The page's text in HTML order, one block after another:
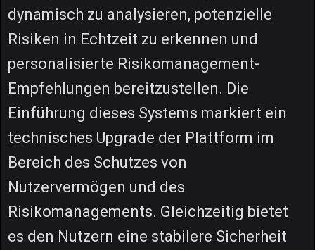
dynamisch zu analysieren, potenzielle
Risiken in Echtzeit zu erkennen und
personalisierte Risikomanagement-
Empfehlungen bereitzustellen. Die
Einführung dieses Systems markiert ein
technisches Upgrade der Plattform im
Bereich des Schutzes von
Nutzervermögen und des
Risikomanagements. Gleichzeitig bietet
es den Nutzern eine stabilere Sicherheit